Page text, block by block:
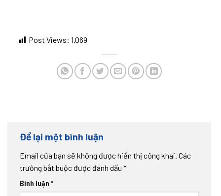
Post Views: 1.069
Để lại một bình luận
Email của bạn sẽ không được hiển thị công khai. Các
trường bắt buộc được đánh dấu *
Bình luận *